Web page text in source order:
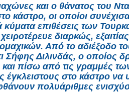
και ο θάνατος του
κάστρο, οι οποίοι
κύματα επιθέσεις των
διαρκώς,
Από το αδιέξοδο
Σήφης Διλινδάς, ο οποίος
πίσω από τις γραμμές
στο κάστρο να
πολυάριθμες